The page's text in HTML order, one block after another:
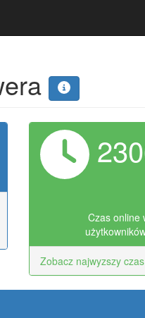
Czas online
Zobacz najwyzszy czas